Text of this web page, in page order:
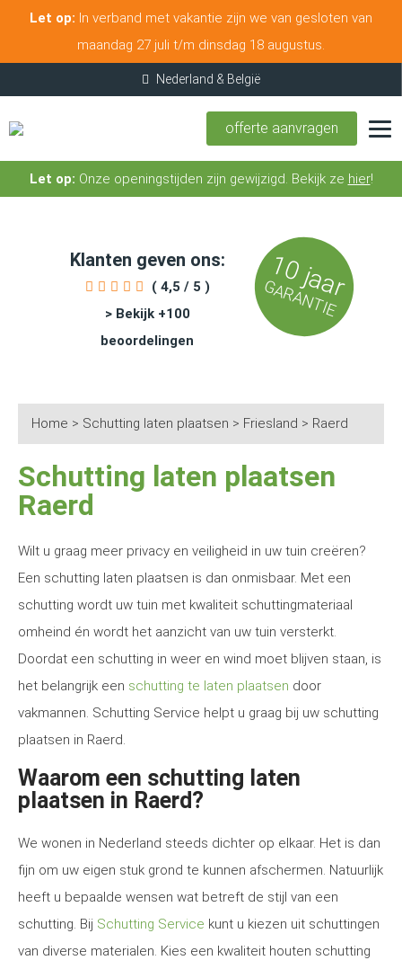
Let op: In verband met vakantie zijn we van gesloten van
maandag 27 juli t/m dinsdag 18 augustus.
offerte aanvragen
Let op: Onze openingstijden zijn gewijzigd. Bekijk ze hier!
Klanten geven ons:
( 4,5 / 5 )
> Bekijk +100
beoordelingen
10 jaar
GARANTIE
Home > Schutting laten plaatsen > Friesland > Raerd
Schutting laten plaatsen
Raerd
Wilt u graag meer privacy en veiligheid in uw tuin creëren?
Een schutting laten plaatsen is dan onmisbaar. Met een
schutting wordt uw tuin met kwaliteit schuttingmateriaal
omheind én wordt het aanzicht van uw tuin versterkt.
Doordat een schutting in weer en wind moet blijven staan, is
het belangrijk een schutting te laten plaatsen door
vakmannen. Schutting Service helpt u graag bij uw schutting
plaatsen in Raerd.
Waarom een schutting laten
plaatsen in Raerd?
We wonen in Nederland steeds dichter op elkaar. Het is dan
fijn om uw eigen stuk grond te kunnen afschermen. Natuurlijk
heeft u bepaalde wensen wat betreft de stijl van een
schutting. Bij Schutting Service kunt u kiezen uit schuttingen
van diverse materialen. Kies een kwaliteit houten schutting